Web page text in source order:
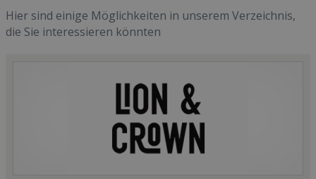
Hier sind einige Möglichkeiten in unserem Verzeichnis,
die Sie interessieren könnten